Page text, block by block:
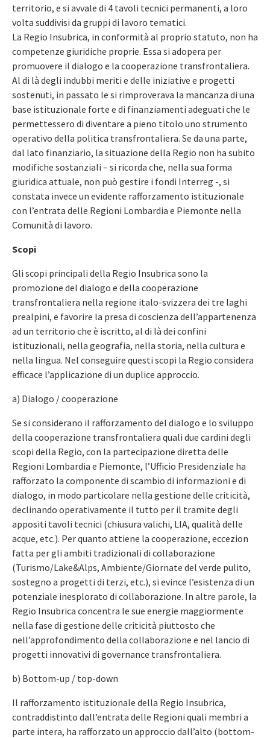
territorio, e si avvale di 4 tavoli tecnici permanenti, a loro
volta suddivisi da gruppi di lavoro tematici.
La Regio Insubrica, in conformità al proprio statuto, non ha
competenze giuridiche proprie. Essa si adopera per
promuovere il dialogo e la cooperazione transfrontaliera.
Al di là degli indubbi meriti e delle iniziative e progetti
sostenuti, in passato le si rimproverava la mancanza di una
base istituzionale forte e di finanziamenti adeguati che le
permettessero di diventare a pieno titolo uno strumento
operativo della politica transfrontaliera. Se da una parte,
dal lato finanziario, la situazione della Regio non ha subito
modifiche sostanziali – si ricorda che, nella sua forma
giuridica attuale, non può gestire i fondi Interreg -, si
constata invece un evidente rafforzamento istituzionale
con l’entrata delle Regioni Lombardia e Piemonte nella
Comunità di lavoro.
Scopi
Gli scopi principali della Regio Insubrica sono la
promozione del dialogo e della cooperazione
transfrontaliera nella regione italo-svizzera dei tre laghi
prealpini, e favorire la presa di coscienza dell’appartenenza
ad un territorio che è iscritto, al di là dei confini
istituzionali, nella geografia, nella storia, nella cultura e
nella lingua. Nel conseguire questi scopi la Regio considera
efficace l’applicazione di un duplice approccio.
a) Dialogo / cooperazione
Se si considerano il rafforzamento del dialogo e lo sviluppo
della cooperazione transfrontaliera quali due cardini degli
scopi della Regio, con la partecipazione diretta delle
Regioni Lombardia e Piemonte, l’Ufficio Presidenziale ha
rafforzato la componente di scambio di informazioni e di
dialogo, in modo particolare nella gestione delle criticità,
declinando operativamente il tutto per il tramite degli
appositi tavoli tecnici (chiusura valichi, LIA, qualità delle
acque, etc.). Per quanto attiene la cooperazione, eccezion
fatta per gli ambiti tradizionali di collaborazione
(Turismo/Lake&Alps, Ambiente/Giornate del verde pulito,
sostegno a progetti di terzi, etc.), si evince l’esistenza di un
potenziale inesplorato di collaborazione. In altre parole, la
Regio Insubrica concentra le sue energie maggiormente
nella fase di gestione delle criticità piuttosto che
nell’approfondimento della collaborazione e nel lancio di
progetti innovativi di governance transfrontaliera.
b) Bottom-up / top-down
Il rafforzamento istituzionale della Regio Insubrica,
contraddistinto dall’entrata delle Regioni quali membri a
parte intera, ha rafforzato un approccio dall’alto (bottom-